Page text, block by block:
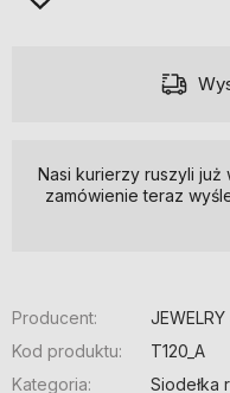
Nasi kurierzy ruszyli już
zamówienie teraz
Producent:
Kod produktu:
T120_A
Kategoria:
Siodełka